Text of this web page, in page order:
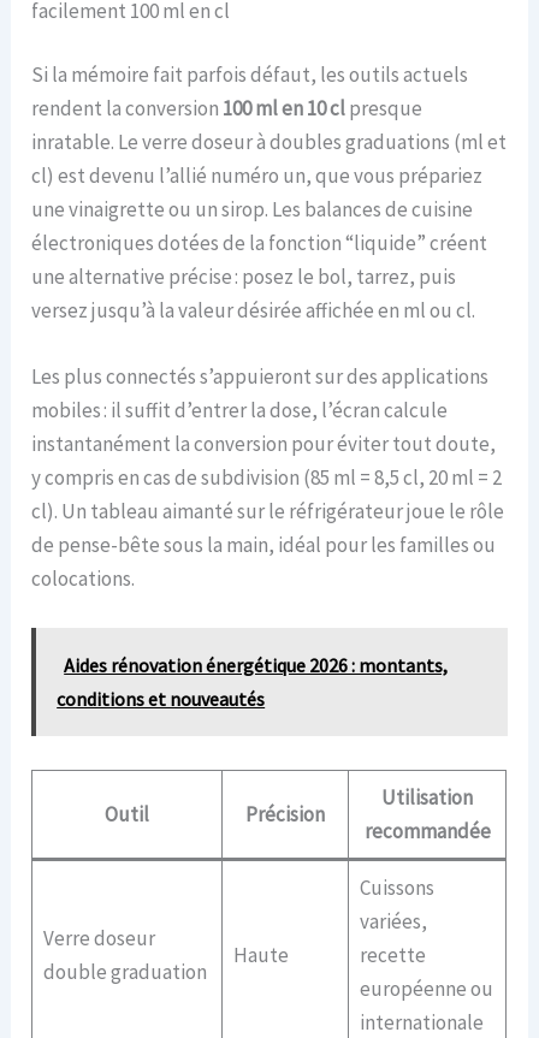
facilement 100 ml en cl
Si la mémoire fait parfois défaut, les outils actuels
rendent la conversion 100 ml en 10 clpresque
inratable. Le verre doseur à doubles graduations (ml et
cl) est devenu l’allié numéro un, que vous prépariez
une vinaigrette ou un sirop. Les balances de cuisine
électroniques dotées de la fonction “liquide” créent
une alternative précise : posez le bol, tarrez, puis
versez jusqu’à la valeur désirée affichée en ml ou cl.
Les plus connectés s’appuieront sur des applications
mobiles : il suffit d’entrer la dose, l’écran calcule
instantanément la conversion pour éviter tout doute,
y compris en cas de subdivision (85 ml = 8,5 cl, 20 ml = 2
cl). Un tableau aimanté sur le réfrigérateur joue le rôle
de pense-bête sous la main, idéal pour les familles ou
colocations.
Aides rénovation énergétique 2026 : montants,
conditions et nouveautés
Outil Précision
Utilisation
recommandée
Verre doseur
double graduation
Haute
Cuissons
variées,
recette
européenne ou
internationale